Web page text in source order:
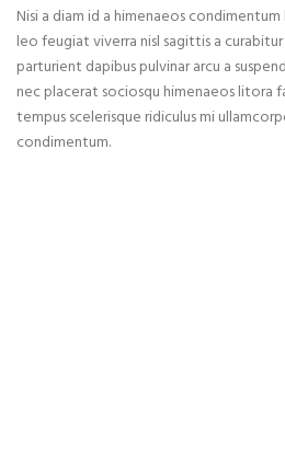
Nisi a diam id a himenaeos
leo feugiat viverra nisl sagittis a
parturient dapibus pulvinar arcu a
nec placerat sociosqu himenaeos litora
tempus scelerisque ridiculus mi
condimentum.